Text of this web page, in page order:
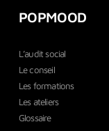
POPMOOD
L’audit social
Le conseil
Les formations
Les ateliers
Glossaire